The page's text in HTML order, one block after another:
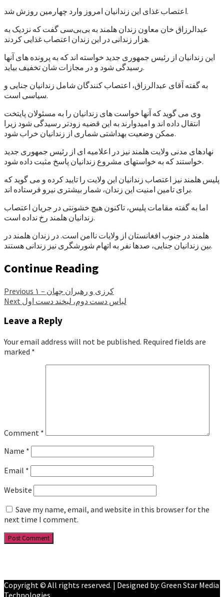
اعتصاب غذای این زندانیان امروز وارد چهارمین روزش شد.
عبدالرزاق خان معاون زندان هلمند به بی‌بی‌سی گفت که نزدیک به
هزار زندانی در این زندان اعتصاب غذایی کردند.
این زندانیان از رئیس جمهوری جدید خواسته اند که به پرونده های آنها
رسیدگی شود و در مجازات شان تخفیف بیاید.
به گفته آقای عبدالرزاق، اعتصاب کنندگان شامل زندانیان جنایی و
سیاسی است.
وی می گوید که آنها خواست های زندانیان را به مسئولان پایتخت
انتقال داده اند و امیدوارند به این قضیه زودتر رسیدگی شود زیرا
ممکن وضعیت بهداشتی شماری از زندانیان خراب شود.
نهادهای مدنی ولایت هلمند نیز در اعلامیه ای از رئیس جمهوری جدید
خواستند که به خواستهای مشروع زندانیان پاسخ مثبت داده شود.
پلیس هلمند نیز اعتصاب زندانیان این ولایت را تایید کرده و می گوید که
برای تامین امنیت این زندان، شمار بیشتری نیرو فرستاده اند.
اما به گفته مقامات پلیس، تاکنون هیچ خشونتی در جریان اعتصاب
زندانیان هلمند رخ نداده است.
هلمند در جنوب افغانستان از ولایات ناامن است. در زندان هلمند در
بین زندانیان جنایی، صدها نفر به اتهام شورشگری نیز زندانی هستند.
Continue Reading
Previous
کرزی و رهبران جهان – ۱
Next لباس دست دوم، لبخند دست اول
Leave a Reply
Your email address will not be published. Required fields are
marked *
Comment *
Name *
Email *
Website
Save my name, email, and website in this browser for the
next time I comment.
Copyright © All rights reserved. | Designed by: Green Star Media